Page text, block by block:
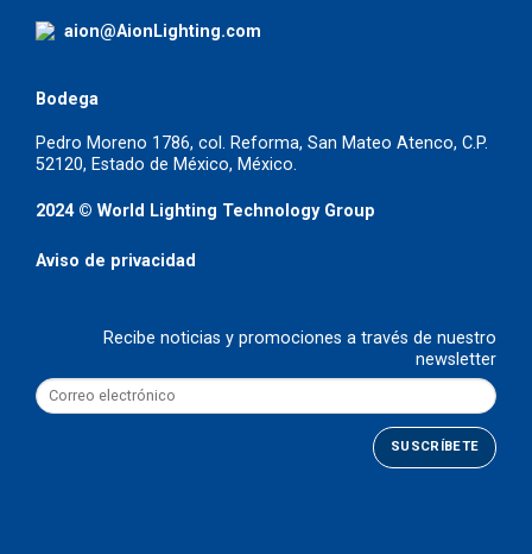
aion@AionLighting.com
Bodega
Pedro Moreno 1786, col. Reforma, San Mateo Atenco, C.P.
52120, Estado de México, México.
2024 © World Lighting Technology Group
Aviso de privacidad
Recibe noticias y promociones a través de nuestro
newsletter